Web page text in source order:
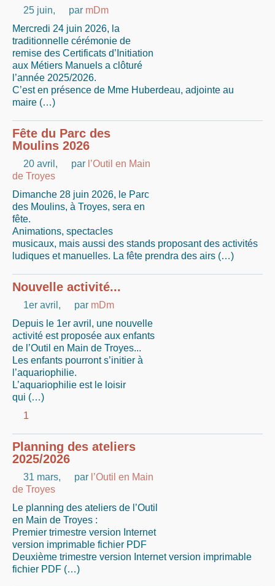
25 juin, par mDm
Mercredi 24 juin 2026, la
traditionnelle cérémonie de
remise des Certificats d’Initiation
aux Métiers Manuels a clôturé
l’année 2025/2026.
C’est en présence de Mme Huberdeau, adjointe au
maire (…)
Fête du Parc des
Moulins 2026
20 avril , par l’Outil en Main
de Troyes
Dimanche 28 juin 2026, le Parc
des Moulins, à Troyes, sera en
fête.
Animations, spectacles
musicaux, mais aussi des stands proposant des activités
ludiques et manuelles. La fête prendra des airs (…)
Nouvelle activité...
1er avril , par mDm
Depuis le 1er avril, une nouvelle
activité est proposée aux enfants
de l’Outil en Main de Troyes...
Les enfants pourront s’initier à
l’aquariophilie.
L’aquariophilie est le loisir
qui (…)
1
Planning des ateliers
2025/2026
31 mars, par l’Outil en Main
de Troyes
Le planning des ateliers de l’Outil
en Main de Troyes :
Premier trimestre version Internet
version imprimable fichier PDF
Deuxième trimestre version Internet version imprimable
fichier PDF (…)